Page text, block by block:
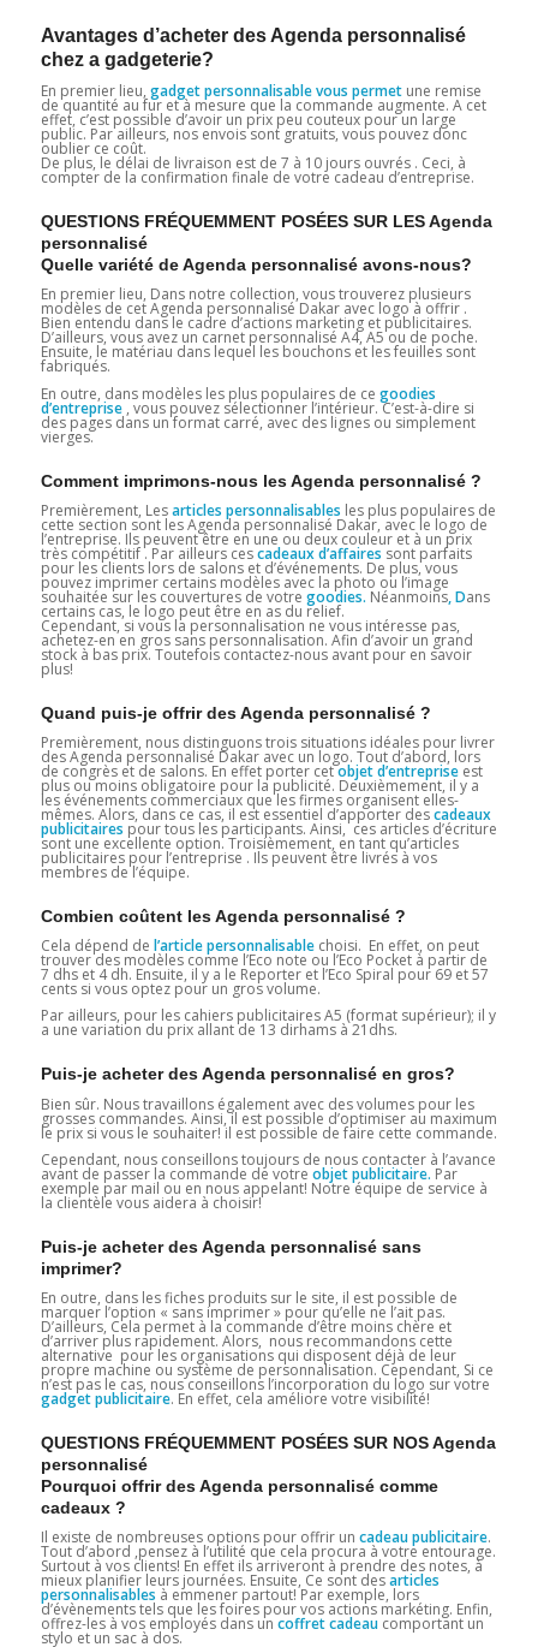
Avantages d’acheter des Agenda personnalisé
chez a gadgeterie?
En premier lieu, gadget personnalisable vous permetune remise
de quantité au fur et à mesure que la commande augmente. A cet
effet, c’est possible d’avoir un prix peu couteux pour un large
public. Par ailleurs, nos envois sont gratuits, vous pouvez donc
oublier ce coût.
De plus, le délai de livraison est de 7 à 10 jours ouvrés . Ceci, à
compter de la confirmation finale de votre cadeau d’entreprise.
QUESTIONS FRÉQUEMMENT POSÉES SUR LES Agenda
personnalisé
Quelle variété de Agenda personnalisé avons-nous?
En premier lieu, Dans notre collection, vous trouverez plusieurs
modèles de cet Agenda personnalisé Dakar avec logo à offrir .
Bien entendu dans le cadre d’actions marketing et publicitaires.
D’ailleurs, vous avez un carnet personnalisé A4, A5 ou de poche.
Ensuite, le matériau dans lequel les bouchons et les feuilles sont
fabriqués.
En outre, dans modèles les plus populaires de ce goodies
d’entreprise, vous pouvez sélectionner l’intérieur. C’est-à-dire si
des pages dans un format carré, avec des lignes ou simplement
vierges.
Comment imprimons-nous les Agenda personnalisé ?
Premièrement, Lesarticles personnalisables les plus populaires de
cette section sont les Agenda personnalisé Dakar, avec le logo de
l’entreprise. Ils peuvent être en une ou deux couleur et à un prix
très compétitif . Par ailleurs cescadeaux d’affaires sont parfaits
pour les clients lors de salons et d’événements. De plus, vous
pouvez imprimer certains modèles avec la photo ou l’image
souhaitée sur les couvertures de votre goodies. Néanmoins, Dans
certains cas, le logo peut être en as du relief.
Cependant, si vous la personnalisation ne vous intéresse pas,
achetez-en en gros sans personnalisation. Afin d’avoir un grand
stock à bas prix. Toutefois contactez-nous avant pour en savoir
plus!
Quand puis-je offrir des Agenda personnalisé ?
Premièrement, nous distinguons trois situations idéales pour livrer
des Agenda personnalisé Dakar avec un logo. Tout d’abord, lors
de congrès et de salons. En effet porter cetobjet d’entrepriseest
plus ou moins obligatoire pour la publicité. Deuxièmement, il y a
les événements commerciaux que les firmes organisent elles-
mêmes. Alors, dans ce cas, il est essentiel d’apporter descadeaux
publicitaires pour tous les participants. Ainsi, ces articles d’écriture
sont une excellente option. Troisièmement, en tant qu’articles
publicitaires pour l’entreprise . Ils peuvent être livrés à vos
membres de l’équipe.
Combien coûtent les Agenda personnalisé ?
Cela dépend de l’article personnalisablechoisi. En effet, on peut
trouver des modèles comme l’Eco note ou l’Eco Pocket à partir de
7 dhs et 4 dh. Ensuite, il y a le Reporter et l’Eco Spiral pour 69 et 57
cents si vous optez pour un gros volume.
Par ailleurs, pour les cahiers publicitaires A5 (format supérieur); il y
a une variation du prix allant de 13 dirhams à 21dhs.
Puis-je acheter des Agenda personnalisé en gros?
Bien sûr. Nous travaillons également avec des volumes pour les
grosses commandes. Ainsi, il est possible d’optimiser au maximum
le prix si vous le souhaiter! il est possible de faire cette commande.
Cependant, nous conseillons toujours de nous contacter à l’avance
avant de passer la commande de votre objet publicitaire. Par
exemple par mail ou en nous appelant! Notre équipe de service à
la clientèle vous aidera à choisir!
Puis-je acheter des Agenda personnalisé sans
imprimer?
En outre, dans les fiches produits sur le site, il est possible de
marquer l’option « sans imprimer » pour qu’elle ne l’ait pas.
D’ailleurs, Cela permet à la commande d’être moins chère et
d’arriver plus rapidement. Alors, nous recommandons cette
alternative pour les organisations qui disposent déjà de leur
propre machine ou système de personnalisation. Cependant, Si ce
n’est pas le cas, nous conseillons l’incorporation du logo sur votre
gadget publicitaire. En effet, cela améliore votre visibilité!
QUESTIONS FRÉQUEMMENT POSÉES SUR NOS Agenda
personnalisé
Pourquoi offrir des Agenda personnalisé comme
cadeaux ?
Il existe de nombreuses options pour offrir un cadeau publicitaire.
Tout d’abord ,pensez à l’utilité que cela procura à votre entourage.
Surtout à vos clients! En effet ils arriveront à prendre des notes, à
mieux planifier leurs journées. Ensuite, Ce sont desarticles
personnalisables à emmener partout! Par exemple, lors
d’évènements tels que les foires pour vos actions markéting. Enfin,
offrez-les à vos employés dans un coffret cadeau comportant un
stylo et un sac à dos.